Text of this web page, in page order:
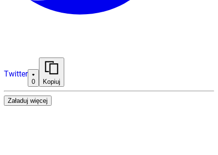
Twitter
0 Kopiuj
Załaduj więcej